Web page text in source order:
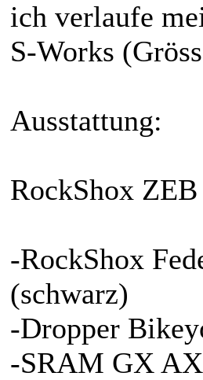
ich verlaufe
S-Works
Ausstattung:
RockShox
-RockShox
(schwarz)
-Dropper
-SRAM GX